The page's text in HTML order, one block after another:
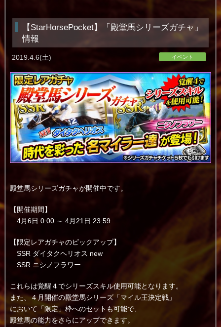
【StarHorsePocket】「殿堂馬シリーズガチャ」
情報
イベント
2019.4.6(土)
殿堂馬シリーズガチャが開催中です。
【開催期間】
4月6日 0:00 ～ 4月21日 23:59
【限定レアガチャのピックアップ】
SSR ダイタクヘリオス new
SSR ニシノフラワー
これらは覚醒４でシリーズスキル使用可能となります。
また、４月開催の殿堂馬シリーズ「マイル王決定戦」
において「限定」枠へのセットも可能で、
殿堂馬の能力をさらにアップできます。